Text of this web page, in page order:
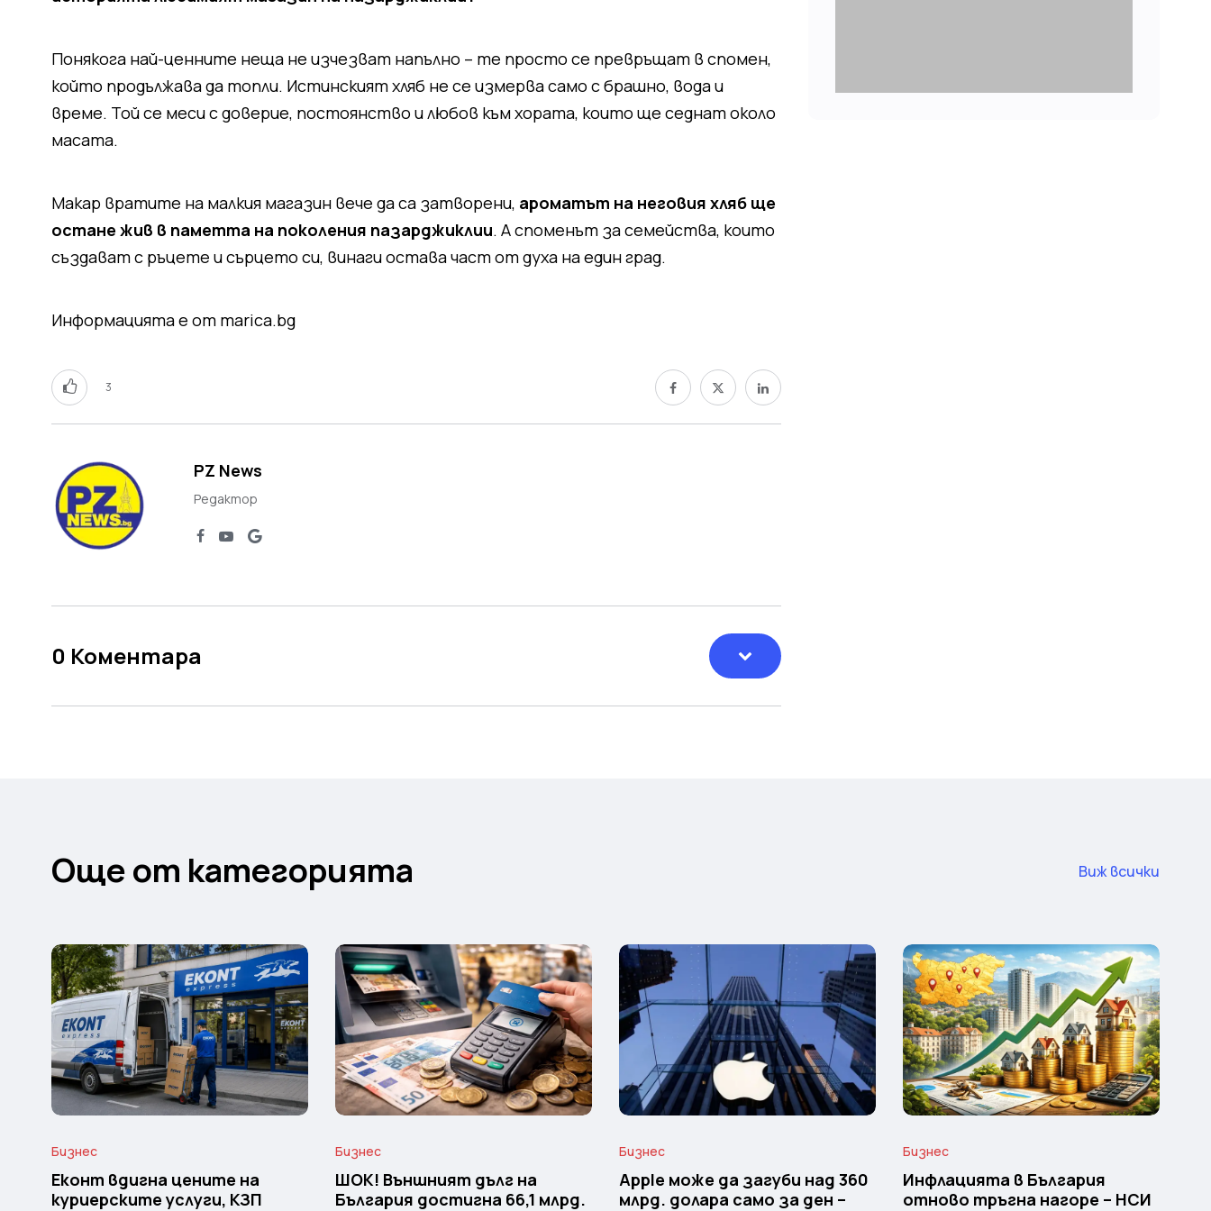
Понякога най-ценните неща не изчезват напълно – те просто се превръщат в спомен,
който продължава да топли. Истинският хляб не се измерва само с брашно, вода и
време. Той се меси с доверие, постоянство и любов към хората, които ще седнат около
масата.
Макар вратите на малкия магазин вече да са затворени, ароматът на неговия хляб ще
остане жив в паметта на поколения пазарджиклии. А споменът за семейства, които
създават с ръцете и сърцето си, винаги остава част от духа на един град.
Информацията е от marica.bg
3
PZ News
Редактор
0 Коментара
Още от категорията Виж всички
Бизнес
Еконт вдигна цените на
куриерските услуги, КЗП
Бизнес
ШОК! Външният дълг на
България достигна 66,1 млрд.
Бизнес
Apple може да загуби над 360
млрд. долара само за ден –
Бизнес
Инфлацията в България
отново тръгна нагоре – НСИ